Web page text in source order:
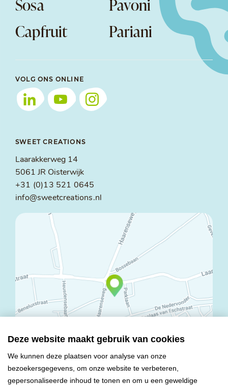
Deze website maakt gebruik van cookies
We kunnen deze plaatsen voor analyse van onze
bezoekersgegevens, om onze website te verbeteren,
gepersonaliseerde inhoud te tonen en om u een geweldige
Sosa
Pavoni
Capfruit
Pariani
VOLG ONS ONLINE
SWEET CREATIONS
Laarakkerweg 14
5061 JR Oisterwijk
+31 (0)13 521 0645
info@sweetcreations.nl
© Copyright 2026 Mareco Sweet Creations BV